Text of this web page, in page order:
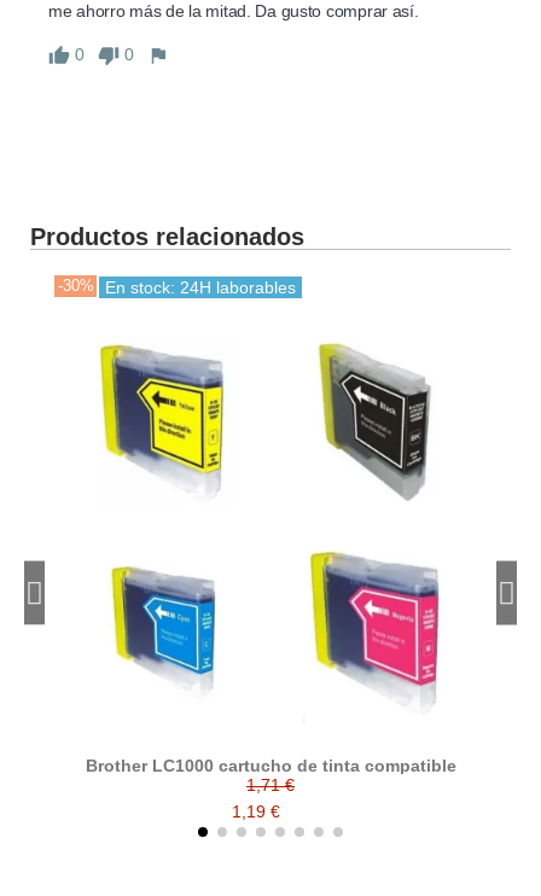
me ahorro más de la mitad. Da gusto comprar así.
0 0
Productos relacionados
-30% En stock: 24H laborables
Brother LC1000 cartucho de tinta compatible
1,71 €
1,19 €